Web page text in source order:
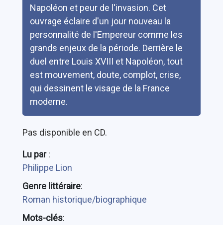
Napoléon et peur de l'invasion. Cet
ouvrage éclaire d'un jour nouveau la
personnalité de l'Empereur comme les
grands enjeux de la période. Derrière le
duel entre Louis XVIII et Napoléon, tout
est mouvement, doute, complot, crise,
qui dessinent le visage de la France
moderne.
Pas disponible en CD.
Lu par:
Philippe Lion
Genre littéraire:
Roman historique/biographique
Mots-clés: